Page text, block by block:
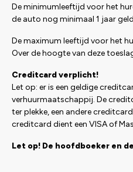
De minimumleeftijd voor het
de auto nog minimaal 1 jaar
De maximum leeftijd voor het
Over de hoogte van deze
Creditcard verplicht!
Let op: er is een geldige
verhuurmaatschappij. De
ter plekke, een andere
creditcard dient een VISA of
Let op! De hoofdboeker en